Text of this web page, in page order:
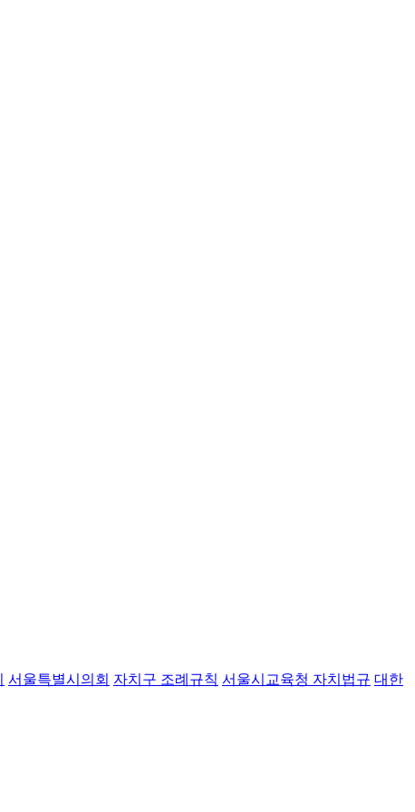
서울특별시의회 자치구 조례규칙 서울시교육청 자치법규 대한